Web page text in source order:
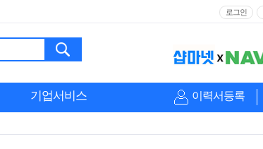
로그인
기업서비스 이력서등록